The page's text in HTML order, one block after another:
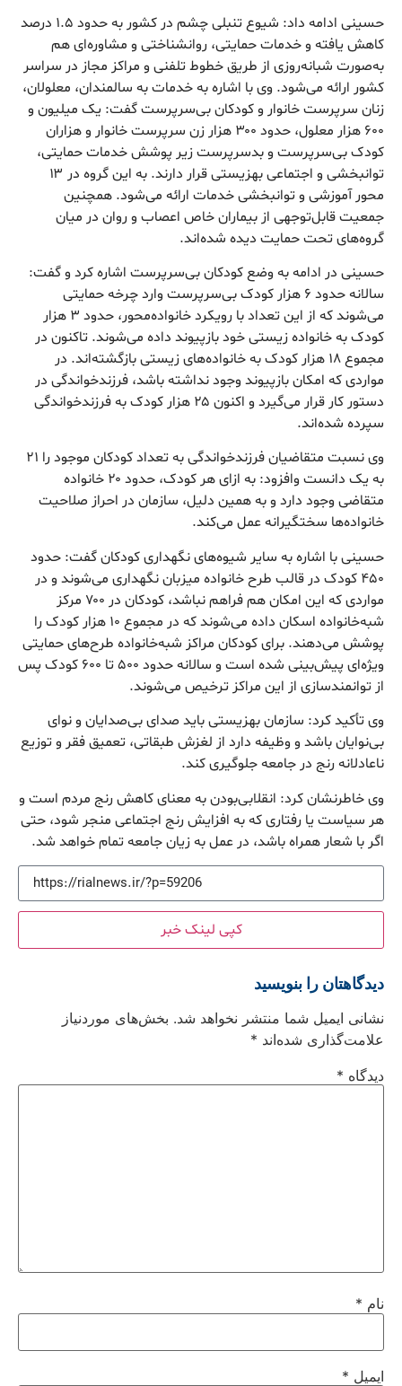
حسینی ادامه داد: شیوع تنبلی چشم در کشور به حدود ۱.۵ درصد
کاهش یافته و خدمات حمایتی، روانشناختی و مشاوره‌ای هم
به‌صورت شبانه‌روزی از طریق خطوط تلفنی و مراکز مجاز در سراسر
کشور ارائه می‌شود. وی با اشاره به خدمات به سالمندان، معلولان،
زنان سرپرست خانوار و کودکان بی‌سرپرست گفت: یک میلیون و
۶۰۰ هزار معلول، حدود ۳۰۰ هزار زن سرپرست خانوار و هزاران
کودک بی‌سرپرست و بدسرپرست زیر پوشش خدمات حمایتی،
توانبخشی و اجتماعی بهزیستی قرار دارند. به این گروه در ۱۳
محور آموزشی و توانبخشی خدمات ارائه می‌شود. همچنین
جمعیت قابل‌توجهی از بیماران خاص اعصاب و روان در میان
گروه‌های تحت حمایت دیده شده‌اند.
حسینی در ادامه به وضع کودکان بی‌سرپرست اشاره کرد و گفت:
سالانه حدود ۶ هزار کودک بی‌سرپرست وارد چرخه حمایتی
می‌شوند که از این تعداد با رویکرد خانواده‌محور، حدود ۳ هزار
کودک به خانواده زیستی خود بازپیوند داده می‌شوند. تاکنون در
مجموع ۱۸ هزار کودک به خانواده‌های زیستی بازگشته‌اند. در
مواردی که امکان بازپیوند وجود نداشته باشد، فرزندخواندگی در
دستور کار قرار می‌گیرد و اکنون ۲۵ هزار کودک به فرزندخواندگی
سپرده شده‌اند.
وی نسبت متقاضیان فرزندخواندگی به تعداد کودکان موجود را ۲۱
به یک دانست وافزود: به ازای هر کودک، حدود ۲۰ خانواده
متقاضی وجود دارد و به همین دلیل، سازمان در احراز صلاحیت
خانواده‌ها سختگیرانه عمل می‌کند.
حسینی با اشاره به سایر شیوه‌های نگهداری کودکان گفت: حدود
۴۵۰ کودک در قالب طرح خانواده میزبان نگهداری می‌شوند و در
مواردی که این امکان هم فراهم نباشد، کودکان در ۷۰۰ مرکز
شبه‌خانواده اسکان داده می‌شوند که در مجموع ۱۰ هزار کودک را
پوشش می‌دهند. برای کودکان مراکز شبه‌خانواده طرح‌های حمایتی
ویژه‌ای پیش‌بینی شده است و سالانه حدود ۵۰۰ تا ۶۰۰ کودک پس
از توانمندسازی از این مراکز ترخیص می‌شوند.
وی تأکید کرد: سازمان بهزیستی باید صدای بی‌صدایان و نوای
بی‌نوایان باشد و وظیفه دارد از لغزش طبقاتی، تعمیق فقر و توزیع
ناعادلانه رنج در جامعه جلوگیری کند.
وی خاطرنشان کرد: انقلابی‌بودن به معنای کاهش رنج مردم است و
هر سیاست یا رفتاری که به افزایش رنج اجتماعی منجر شود، حتی
اگر با شعار همراه باشد، در عمل به زیان جامعه تمام خواهد شد.
کپی لینک خبر
دیدگاهتان را بنویسید
نشانی ایمیل شما منتشر نخواهد شد. بخش‌های موردنیاز
علامت‌گذاری شده‌اند *
دیدگاه *
نام *
ایمیل *